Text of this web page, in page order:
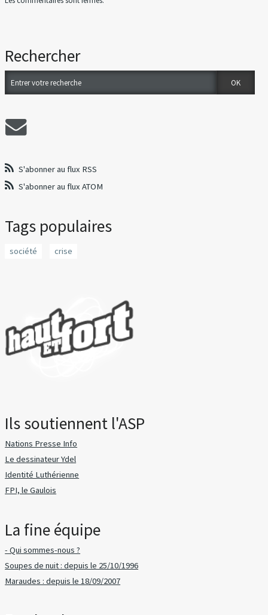
Rechercher
S'abonner au flux RSS
S'abonner au flux ATOM
Tags populaires
société crise
Ils soutiennent l'ASP
Nations Presse Info
Le dessinateur Ydel
Identité Luthérienne
FPI, le Gaulois
La fine équipe
- Qui sommes-nous ?
Soupes de nuit : depuis le 25/10/1996
Maraudes : depuis le 18/09/2007